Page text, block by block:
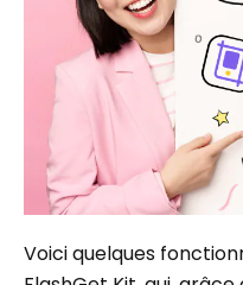
Voici quelques